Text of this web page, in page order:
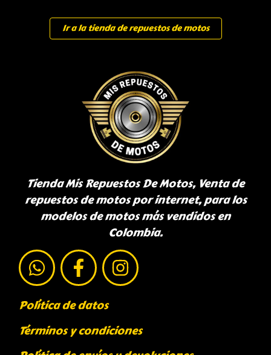
Ir a la tienda de repuestos de motos
Tienda Mis Repuestos De Motos, Venta de
repuestos de motos por internet, para los
modelos de motos más vendidos en
Colombia.
Política de datos
Términos y condiciones